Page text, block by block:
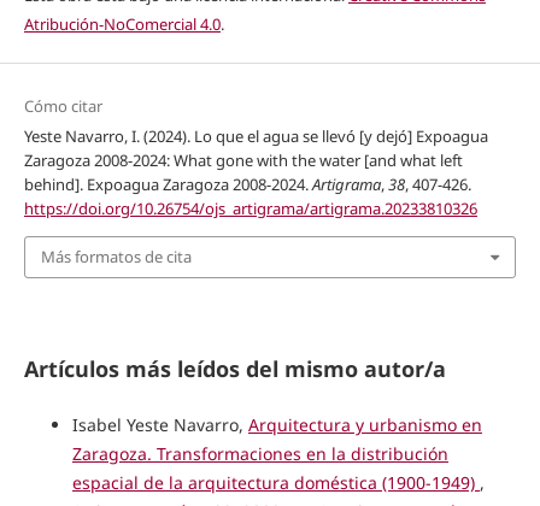
Atribución-NoComercial 4.0.
Cómo citar
Yeste Navarro, I. (2024). Lo que el agua se llevó [y dejó] Expoagua
Zaragoza 2008-2024: What gone with the water [and what left
behind]. Expoagua Zaragoza 2008-2024.Artigrama,38, 407-426.
https://doi.org/10.26754/ojs_artigrama/artigrama.20233810326
Más formatos de cita
Artículos más leídos del mismo autor/a
Isabel Yeste Navarro, Arquitectura y urbanismo en
Zaragoza. Transformaciones en la distribución
espacial de la arquitectura doméstica (1900-1949) ,